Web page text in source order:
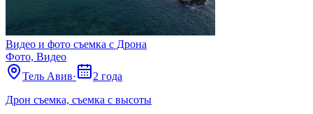
Видео и фото съемка с Дрона
Фото, Видео
Тель Авив·
2 года
Дрон съемка, съемка с высоты